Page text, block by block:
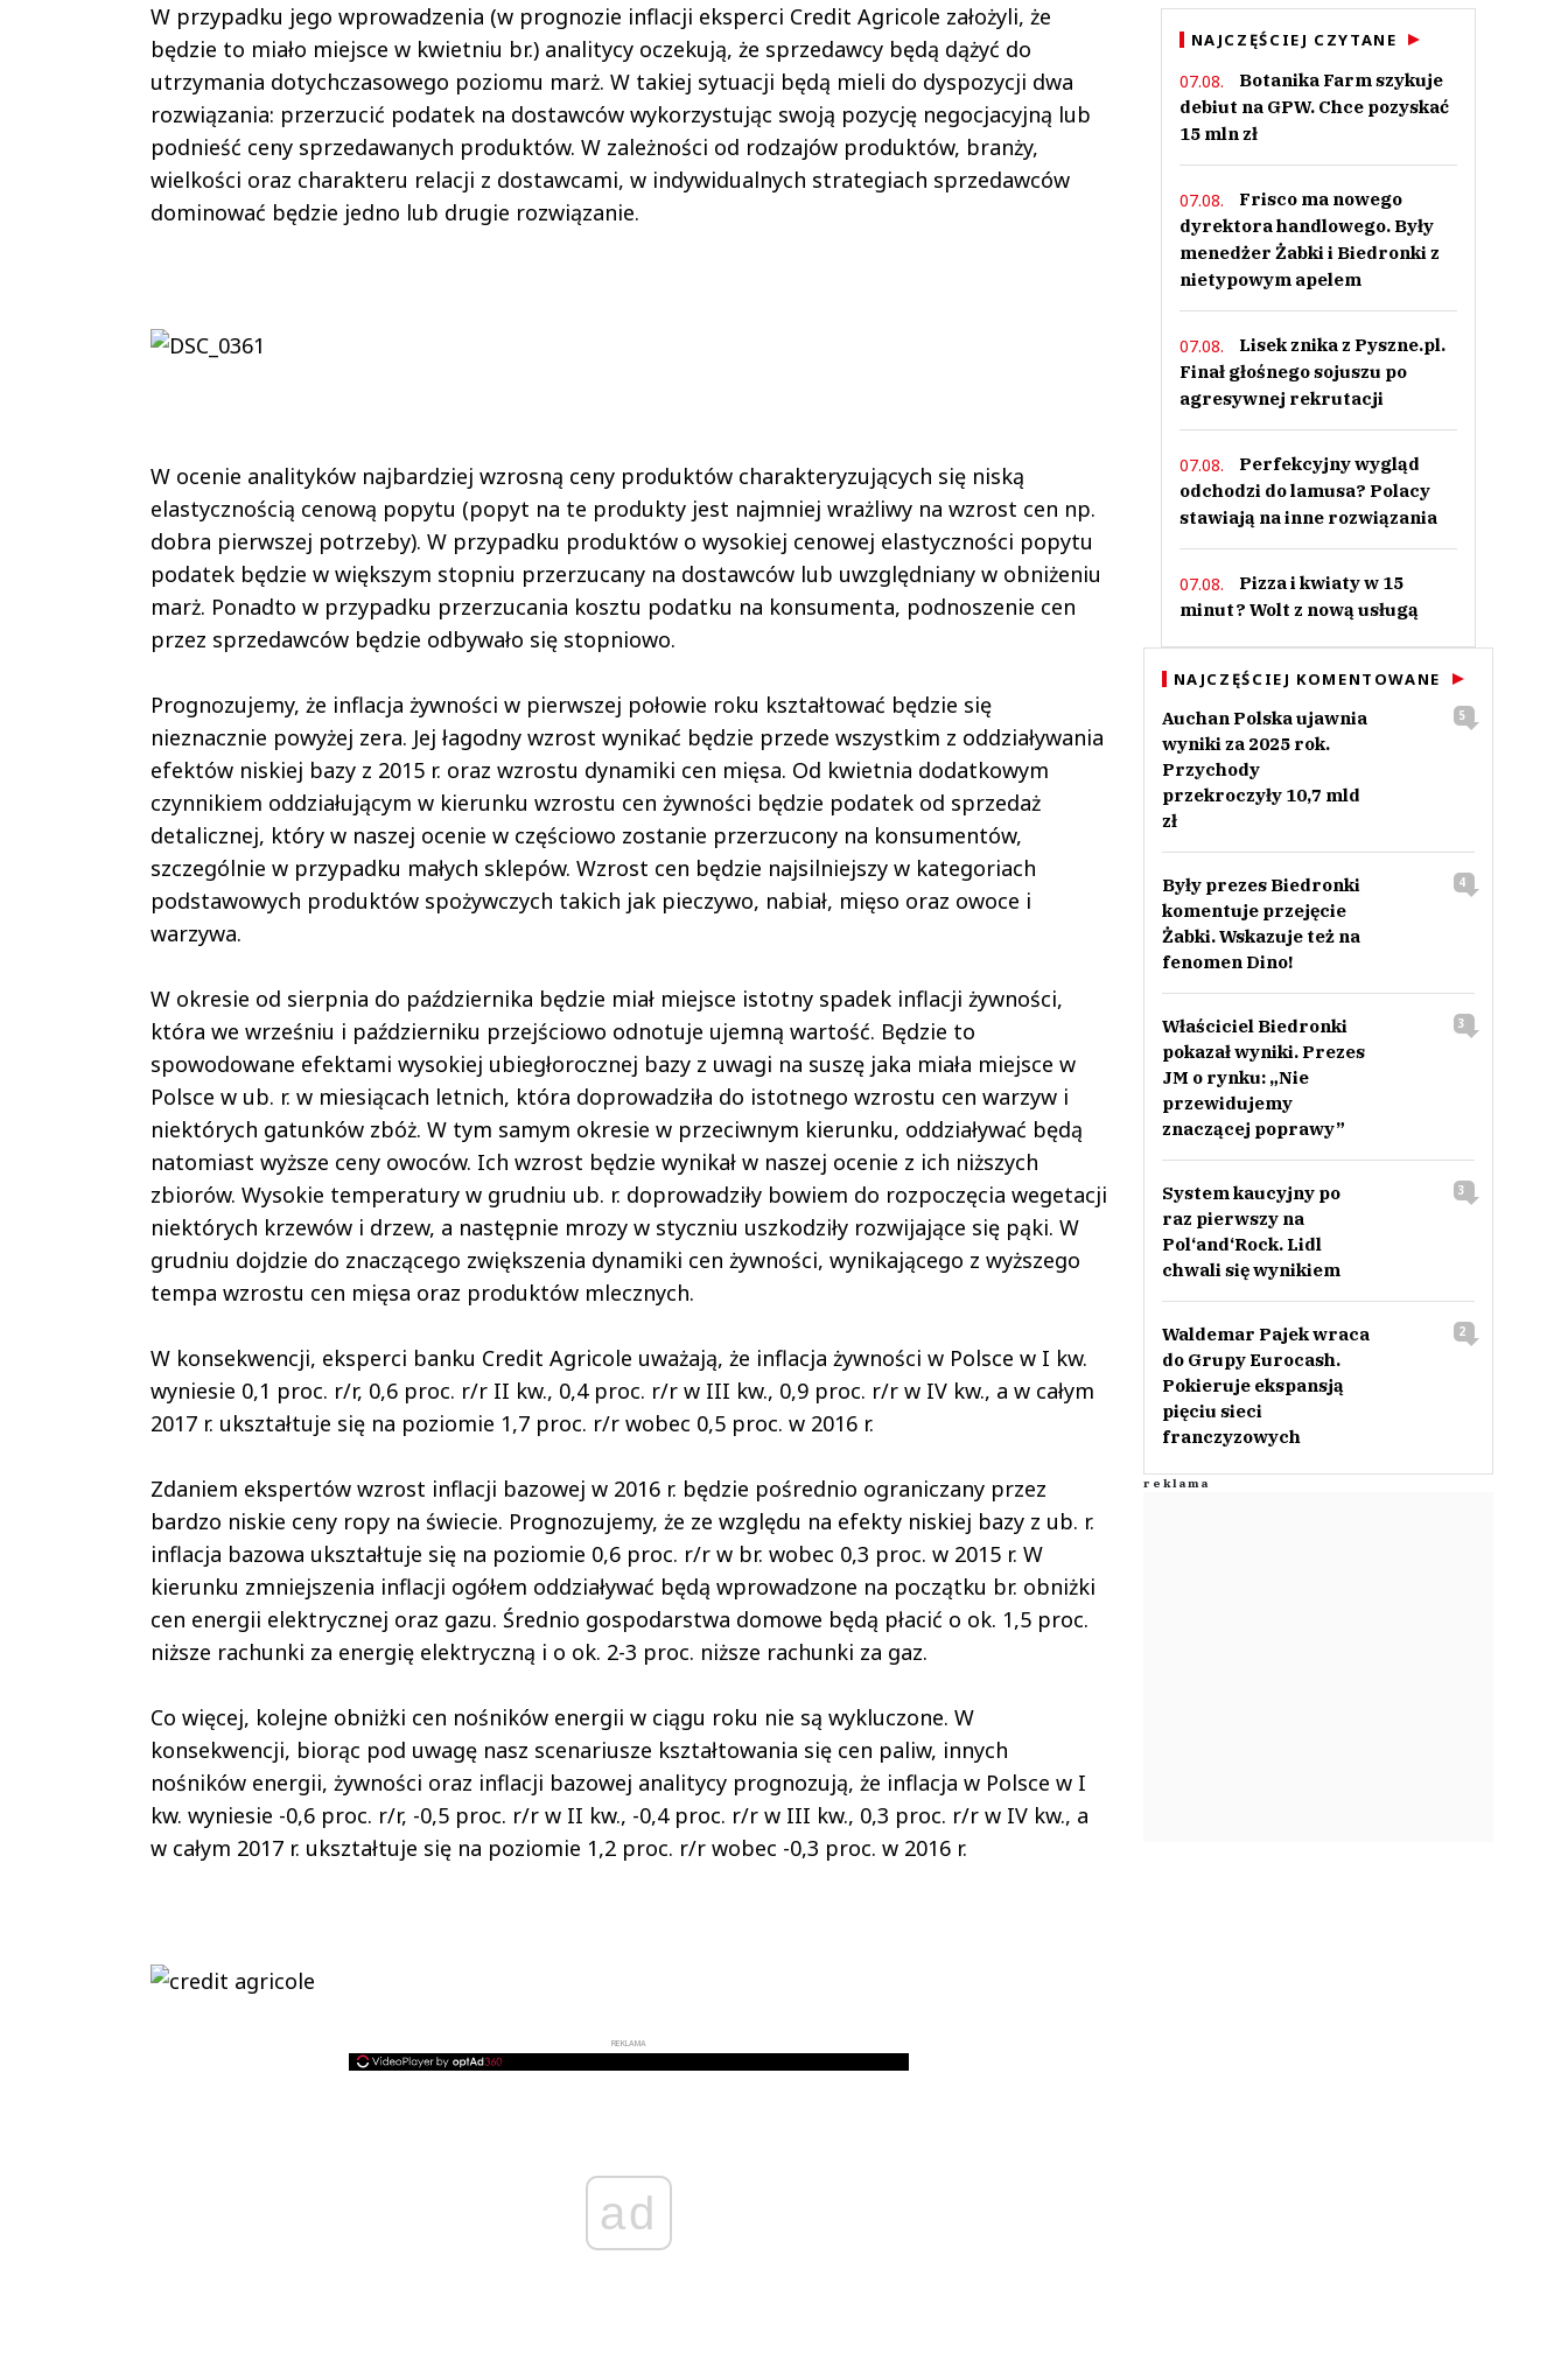
W przypadku jego wprowadzenia (w prognozie inflacji eksperci Credit Agricole założyli, że
będzie to miało miejsce w kwietniu br.) analitycy oczekują, że sprzedawcy będą dążyć do
utrzymania dotychczasowego poziomu marż. W takiej sytuacji będą mieli do dyspozycji dwa
rozwiązania: przerzucić podatek na dostawców wykorzystując swoją pozycję negocjacyjną lub
podnieść ceny sprzedawanych produktów. W zależności od rodzajów produktów, branży,
wielkości oraz charakteru relacji z dostawcami, w indywidualnych strategiach sprzedawców
dominować będzie jedno lub drugie rozwiązanie.
W ocenie analityków najbardziej wzrosną ceny produktów charakteryzujących się niską
elastycznością cenową popytu (popyt na te produkty jest najmniej wrażliwy na wzrost cen np.
dobra pierwszej potrzeby). W przypadku produktów o wysokiej cenowej elastyczności popytu
podatek będzie w większym stopniu przerzucany na dostawców lub uwzględniany w obniżeniu
marż. Ponadto w przypadku przerzucania kosztu podatku na konsumenta, podnoszenie cen
przez sprzedawców będzie odbywało się stopniowo.
Prognozujemy, że inflacja żywności w pierwszej połowie roku kształtować będzie się
nieznacznie powyżej zera. Jej łagodny wzrost wynikać będzie przede wszystkim z oddziaływania
efektów niskiej bazy z 2015 r. oraz wzrostu dynamiki cen mięsa. Od kwietnia dodatkowym
czynnikiem oddziałującym w kierunku wzrostu cen żywności będzie podatek od sprzedaż
detalicznej, który w naszej ocenie w częściowo zostanie przerzucony na konsumentów,
szczególnie w przypadku małych sklepów. Wzrost cen będzie najsilniejszy w kategoriach
podstawowych produktów spożywczych takich jak pieczywo, nabiał, mięso oraz owoce i
warzywa.
W okresie od sierpnia do października będzie miał miejsce istotny spadek inflacji żywności,
która we wrześniu i październiku przejściowo odnotuje ujemną wartość. Będzie to
spowodowane efektami wysokiej ubiegłorocznej bazy z uwagi na suszę jaka miała miejsce w
Polsce w ub. r. w miesiącach letnich, która doprowadziła do istotnego wzrostu cen warzyw i
niektórych gatunków zbóż. W tym samym okresie w przeciwnym kierunku, oddziaływać będą
natomiast wyższe ceny owoców. Ich wzrost będzie wynikał w naszej ocenie z ich niższych
zbiorów. Wysokie temperatury w grudniu ub. r. doprowadziły bowiem do rozpoczęcia wegetacji
niektórych krzewów i drzew, a następnie mrozy w styczniu uszkodziły rozwijające się pąki. W
grudniu dojdzie do znaczącego zwiększenia dynamiki cen żywności, wynikającego z wyższego
tempa wzrostu cen mięsa oraz produktów mlecznych.
W konsekwencji, eksperci banku Credit Agricole uważają, że inflacja żywności w Polsce w I kw.
wyniesie 0,1 proc. r/r, 0,6 proc. r/r II kw., 0,4 proc. r/r w III kw., 0,9 proc. r/r w IV kw., a w całym
2017 r. ukształtuje się na poziomie 1,7 proc. r/r wobec 0,5 proc. w 2016 r.
Zdaniem ekspertów wzrost inflacji bazowej w 2016 r. będzie pośrednio ograniczany przez
bardzo niskie ceny ropy na świecie. Prognozujemy, że ze względu na efekty niskiej bazy z ub. r.
inflacja bazowa ukształtuje się na poziomie 0,6 proc. r/r w br. wobec 0,3 proc. w 2015 r. W
kierunku zmniejszenia inflacji ogółem oddziaływać będą wprowadzone na początku br. obniżki
cen energii elektrycznej oraz gazu. Średnio gospodarstwa domowe będą płacić o ok. 1,5 proc.
niższe rachunki za energię elektryczną i o ok. 2-3 proc. niższe rachunki za gaz.
Co więcej, kolejne obniżki cen nośników energii w ciągu roku nie są wykluczone. W
konsekwencji, biorąc pod uwagę nasz scenariusze kształtowania się cen paliw, innych
nośników energii, żywności oraz inflacji bazowej analitycy prognozują, że inflacja w Polsce w I
kw. wyniesie -0,6 proc. r/r, -0,5 proc. r/r w II kw., -0,4 proc. r/r w III kw., 0,3 proc. r/r w IV kw., a
w całym 2017 r. ukształtuje się na poziomie 1,2 proc. r/r wobec -0,3 proc. w 2016 r.
REKLAMA
ad
NAJCZĘŚCIEJ CZYTANE
07.08.
Botanika Farm szykuje
debiut na GPW. Chce pozyskać
15 mln zł
07.08.
Frisco ma nowego
dyrektora handlowego. Były
menedżer Żabki i Biedronki z
nietypowym apelem
07.08.
Lisek znika z Pyszne.pl.
Finał głośnego sojuszu po
agresywnej rekrutacji
07.08.
Perfekcyjny wygląd
odchodzi do lamusa? Polacy
stawiają na inne rozwiązania
07.08.
Pizza i kwiaty w 15
minut? Wolt z nową usługą
NAJCZĘŚCIEJ KOMENTOWANE
Auchan Polska ujawnia
wyniki za 2025 rok.
Przychody
przekroczyły 10,7 mld
zł
5
Były prezes Biedronki
komentuje przejęcie
Żabki. Wskazuje też na
fenomen Dino!
4
Właściciel Biedronki
pokazał wyniki. Prezes
JM o rynku: „Nie
przewidujemy
znaczącej poprawy”
3
System kaucyjny po
raz pierwszy na
Pol‘and‘Rock. Lidl
chwali się wynikiem
3
Waldemar Pajek wraca
do Grupy Eurocash.
Pokieruje ekspansją
pięciu sieci
franczyzowych
2